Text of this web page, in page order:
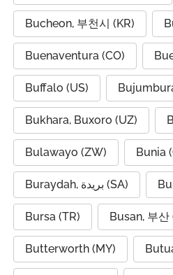
Bucheon, 부천시 (KR)
Buenaventura (CO)
Buffalo (US)
Bukhara, Buxoro (UZ)
Bulawayo (ZW) Bunia
Buraydah, بريدة (SA)
Bursa (TR) Busan, 부산
Butterworth (MY)